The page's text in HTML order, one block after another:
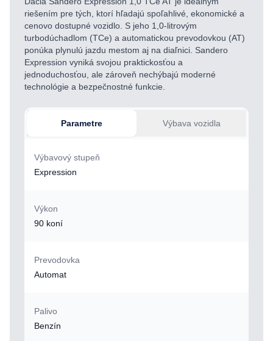
riešením pre tých, ktorí hľadajú spoľahlivé, ekonomické a
cenovo dostupné vozidlo. S jeho 1,0-litrovým
turbodúchadlom (TCe) a automatickou prevodovkou (AT)
ponúka plynulú jazdu mestom aj na diaľnici. Sandero
Expression vyniká svojou praktickosťou a
jednoduchosťou, ale zároveň nechýbajú moderné
technológie a bezpečnostné funkcie.
Parametre Výbava vozidla
Výbavový stupeň
Expression
Výkon
90 koní
Prevodovka
Automat
Palivo
Benzín